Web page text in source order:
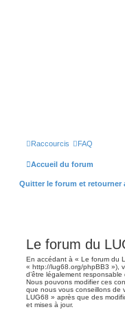
Raccourcis FAQ
Accueil du forum
Quitter le forum et retourner
Le forum du
En accédant à « Le forum du
« http://lug68.org/phpBB3 »),
d’être légalement
Nous pouvons modifier ces
que nous vous conseillons de
LUG68 » après que des
et mises à jour.